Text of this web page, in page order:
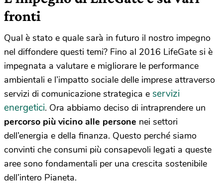
fronti
Qual è stato e quale sarà in futuro il nostro impegno
nel diffondere questi temi? Fino al 2016 LifeGate si è
impegnata a valutare e migliorare le performance
ambientali e l’impatto sociale delle imprese attraverso
servizi di comunicazione strategica e servizi
energetici. Ora abbiamo deciso di intraprendere un
percorso più vicino alle persone nei settori
dell’energia e della finanza. Questo perché siamo
convinti che consumi più consapevoli legati a queste
aree sono fondamentali per una crescita sostenibile
dell’intero Pianeta.